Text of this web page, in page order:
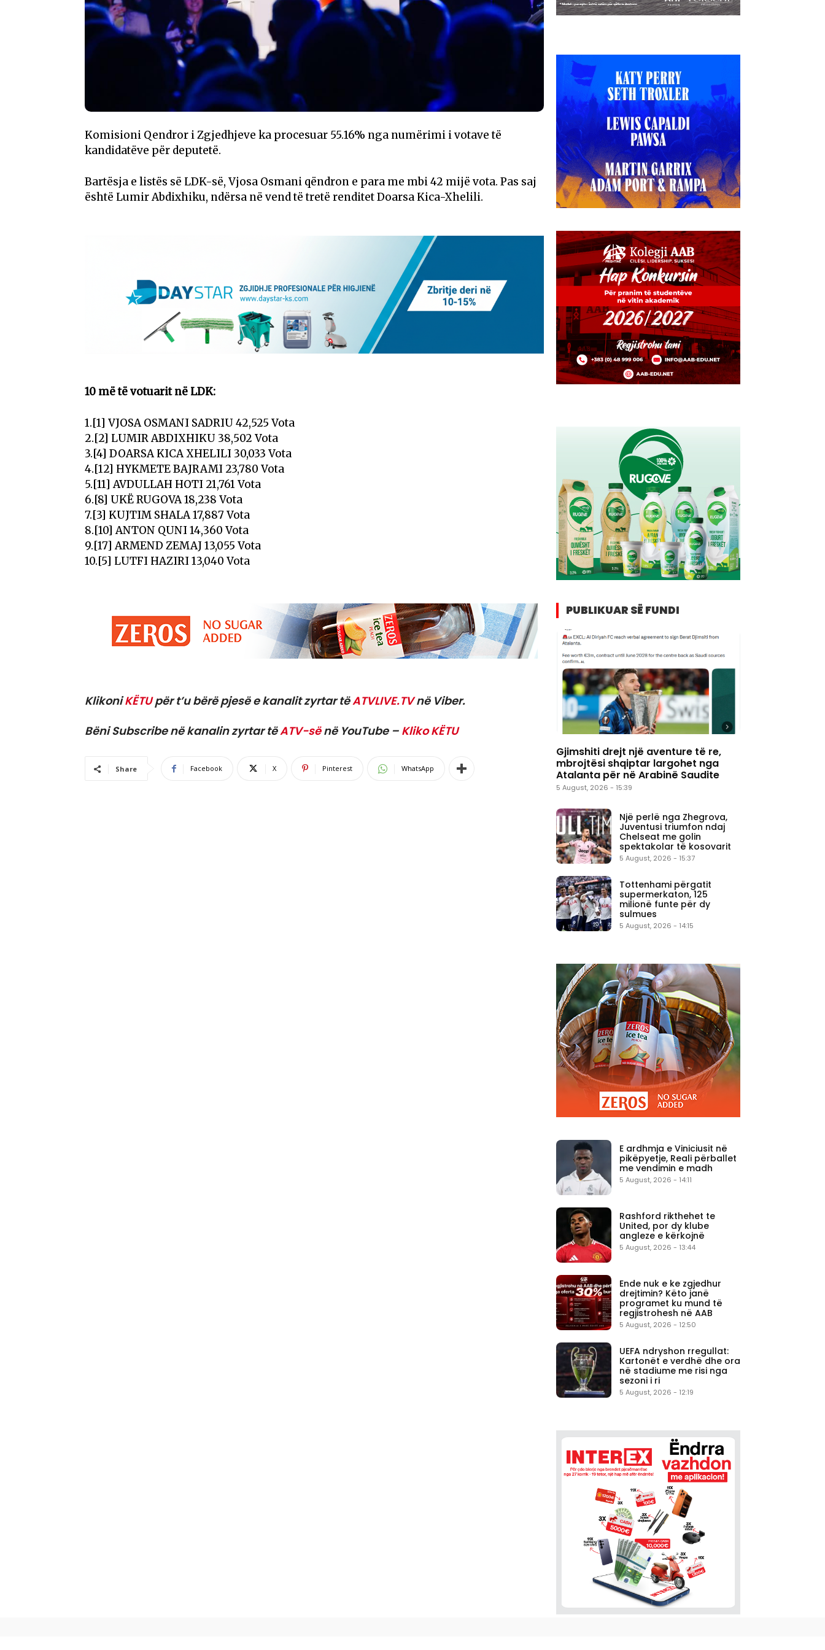
Komisioni Qendror i Zgjedhjeve ka procesuar 55.16% nga numërimi i votave të
kandidatëve për deputetë.
Bartësja e listës së LDK-së, Vjosa Osmani qëndron e para me mbi 42 mijë vota. Pas saj
është Lumir Abdixhiku, ndërsa në vend të tretë renditet Doarsa Kica-Xhelili.
10 më të votuarit në LDK:
1.[1] VJOSA OSMANI SADRIU 42,525 Vota
2.[2] LUMIR ABDIXHIKU 38,502 Vota
3.[4] DOARSA KICA XHELILI 30,033 Vota
4.[12] HYKMETE BAJRAMI 23,780 Vota
5.[11] AVDULLAH HOTI 21,761 Vota
6.[8] UKË RUGOVA 18,238 Vota
7.[3] KUJTIM SHALA 17,887 Vota
8.[10] ANTON QUNI 14,360 Vota
9.[17] ARMEND ZEMAJ 13,055 Vota
10.[5] LUTFI HAZIRI 13,040 Vota
KlikoniKËTUpër t’u bërë pjesë e kanalit zyrtar tëATVLIVE.TVnë Viber.
Bëni Subscribe në kanalin zyrtar tëATV-sënë YouTube – Kliko KËTU
Share Facebook X Pinterest WhatsApp
PUBLIKUAR SË FUNDI
Gjimshiti drejt një aventure të re,
mbrojtësi shqiptar largohet nga
Atalanta për në Arabinë Saudite
5 August, 2026 - 15:39
Një perlë nga Zhegrova,
Juventusi triumfon ndaj
Chelseat me golin
spektakolar të kosovarit
5 August, 2026 - 15:37
Tottenhami përgatit
supermerkaton, 125
milionë funte për dy
sulmues
5 August, 2026 - 14:15
E ardhmja e Viniciusit në
pikëpyetje, Reali përballet
me vendimin e madh
5 August, 2026 - 14:11
Rashford rikthehet te
United, por dy klube
angleze e kërkojnë
5 August, 2026 - 13:44
Ende nuk e ke zgjedhur
drejtimin? Këto janë
programet ku mund të
regjistrohesh në AAB
5 August, 2026 - 12:50
UEFA ndryshon rregullat:
Kartonët e verdhë dhe ora
në stadiume me risi nga
sezoni i ri
5 August, 2026 - 12:19